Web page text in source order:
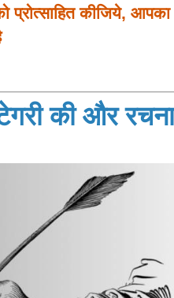
कीजिये, आपका
की और